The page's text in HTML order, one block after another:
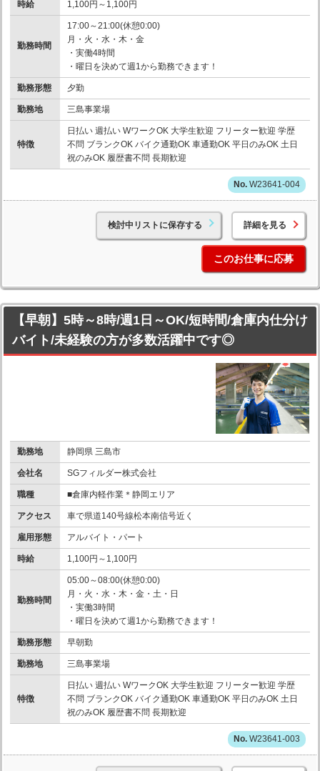
時給 1,100円～1,100円
勤務時間
17:00～21:00(休憩0:00)
月・火・水・木・金
・実働4時間
・曜日を決めて週1から勤務できます！
勤務形態 夕勤
勤務地 三島事業場
特徴
日払い 週払い WワークOK 大学生歓迎 フリーター歓迎 学歴
不問 ブランクOK バイク通勤OK 車通勤OK 平日のみOK 土日
祝のみOK 履歴書不問 長期歓迎
W23641-004
検討中リストに保存する 詳細を見る
このお仕事に応募
【早朝】5時～8時/週1日～OK/短時間/倉庫内仕分け
バイト/未経験の方が多数活躍中です◎
勤務地 静岡県 三島市
会社名 SGフィルダー株式会社
職種 ■倉庫内軽作業＊静岡エリア
アクセス 車で県道140号線松本南信号近く
雇用形態 アルバイト・パート
時給 1,100円～1,100円
勤務時間
05:00～08:00(休憩0:00)
月・火・水・木・金・土・日
・実働3時間
・曜日を決めて週1から勤務できます！
勤務形態 早朝勤
勤務地 三島事業場
特徴
日払い 週払い WワークOK 大学生歓迎 フリーター歓迎 学歴
不問 ブランクOK バイク通勤OK 車通勤OK 平日のみOK 土日
祝のみOK 履歴書不問 長期歓迎
W23641-003